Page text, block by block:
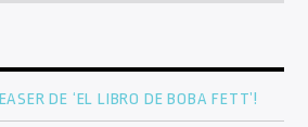
DE ‘EL LIBRO DE BOBA FETT’!